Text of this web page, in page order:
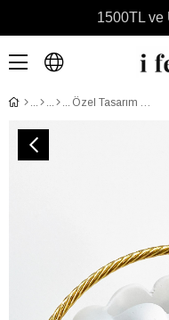
1500TL ve
Özel Tasarım Altın Kaplama Burgu Detaylı Ayarlanabilir Choker Kolye